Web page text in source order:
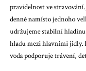
pravidelnost ve
denně namísto jednoho
udržujeme stabilní
hladu mezi hlavními jídly.
voda podporuje trávení,